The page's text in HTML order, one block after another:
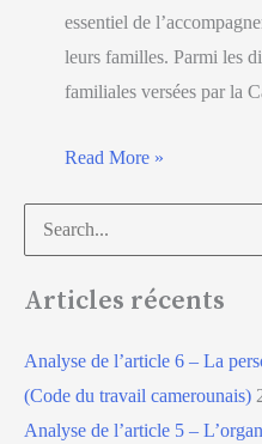
essentiel de
leurs familles. Parmi les
familiales versées par la
Read More »
Articles récents
Analyse de l’article 6 – La
(Code du travail camerounais)
Analyse de l’article 5 –